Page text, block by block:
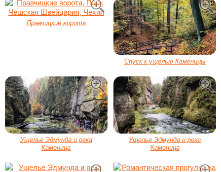
Правчицкие ворота
Спуск к ущелью Каменицы
Ущелье Эдмунда и река
Каменица
Ущелье Эдмунда и река
Каменица